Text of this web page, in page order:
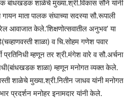
बांधखडक शाळेचे मुख्या.श्री.विकास सौने यांनी
माता पालक संघाच्या सदस्या सौ.रूपाली
आवाजात केले.’शिक्षणोत्सवातील अनुभव’ या
शाळा) व चि.सोहम गणेश पवार
प्रतिनिधी म्हणून तर श्री.मंगेश वारे व सौ.अर्चना
शाळा) म्हणून मनोगत व्यक्त केले.
शाळेचे मुख्या.श्री.नितीन जाधव यांनी मनोगत
प्रदर्शन मनोहर इनामदार यांनी केले.